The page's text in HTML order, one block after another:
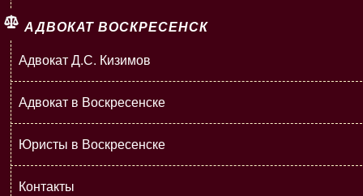
АДВОКАТ ВОСКРЕСЕНСК
Адвокат Д.С. Кизимов
Адвокат в Воскресенске
Юристы в Воскресенске
Контакты